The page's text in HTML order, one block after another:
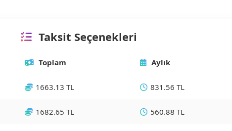
Taksit Seçenekleri
Toplam Aylık
1663.13 TL 831.56 TL
1682.65 TL 560.88 TL